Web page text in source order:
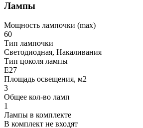
Лампы
Мощность лампочки (max)
60
Тип лампочки
Светодиодная, Накаливания
Тип цоколя лампы
E27
Площадь освещения, м2
3
Общее кол-во ламп
1
Лампы в комплекте
В комплект не входят